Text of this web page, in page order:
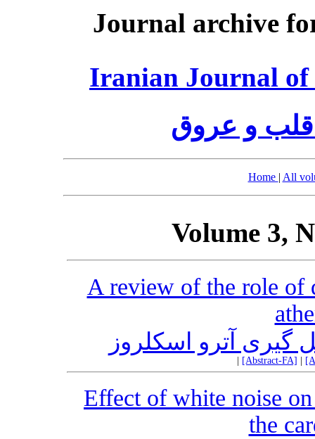
Journal archive
Iranian Journal of
قلب و عروق
Home | All
Volume 3,
A review of the role of
آترو اسکلروز
[Abstract-FA]
Effect of white noise
the